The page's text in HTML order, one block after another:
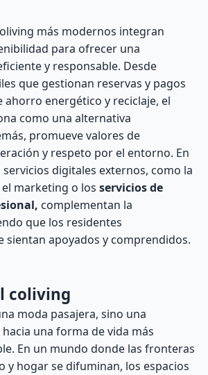
más modernos integran
para ofrecer una
y responsable. Desde
que gestionan reservas y pagos
ahorro energético y reciclaje, el
como una alternativa
promueve valores de
y respeto por el entorno. En
digitales externos, como la
marketing o los servicios de
complementan la
que los residentes
sientan apoyados y comprendidos.
coliving
moda pasajera, sino una
una forma de vida más
En un mundo donde las fronteras
y hogar se difuminan, los espacios